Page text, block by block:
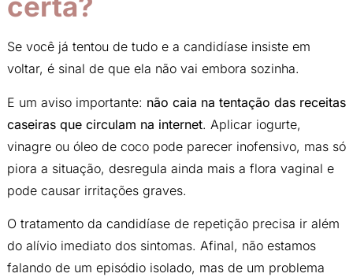
Se você já tentou de tudo e a candidíase insiste em
voltar, é sinal de que ela não vai embora sozinha.
E um aviso importante: não caia na tentação das receitas
caseiras que circulam na internet. Aplicar iogurte,
vinagre ou óleo de coco pode parecer inofensivo, mas só
piora a situação, desregula ainda mais a flora vaginal e
pode causar irritações graves.
O tratamento da candidíase de repetição precisa ir além
do alívio imediato dos sintomas. Afinal, não estamos
falando de um episódio isolado, mas de um problema